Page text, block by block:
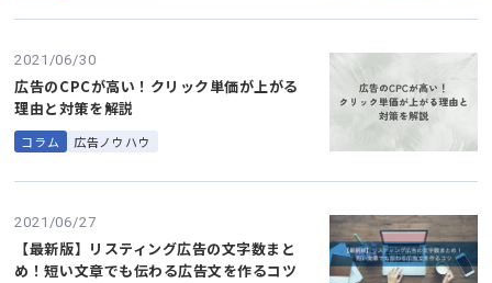
2021/06/30
広告のCPCが高い！クリック単価が上がる
理由と対策を解説
コラム 広告ノウハウ
2021/06/27
【最新版】リスティング広告の文字数まと
め！短い文章でも伝わる広告文を作るコツ